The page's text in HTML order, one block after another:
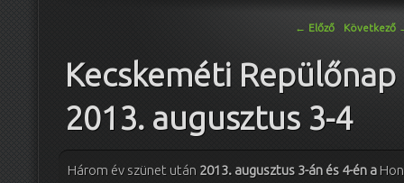
← Előző Következő
Kecskeméti Repülőnap
2013. augusztus 3-4
Három év szünet után 2013. augusztus 3-án és 4-én a